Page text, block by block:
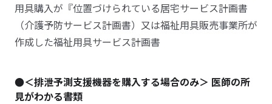
用具購入が『位置づけられている居宅サービス計画書
（介護予防サービス計画書）又は福祉用具販売事業所が
作成した福祉用具サービス計画書
●＜排泄予測支援機器を購入する場合のみ＞ 医師の所
見がわかる書類